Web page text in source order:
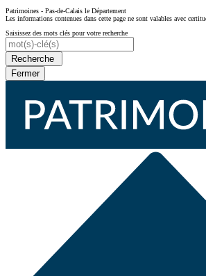
Patrimoines - Pas-de-Calais le Département
Les informations contenues dans cette page ne sont valables avec
Saisissez des mots clés pour votre recherche
Recherche
Fermer